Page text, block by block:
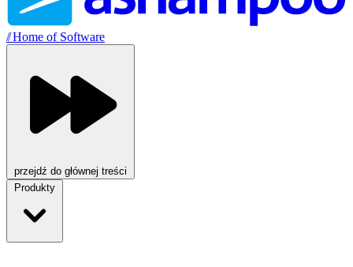
//Home of Software
przejdź do głównej treści
Produkty